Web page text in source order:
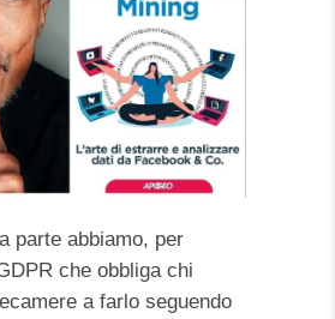
parte abbiamo, per
che obbliga chi
a farlo seguendo